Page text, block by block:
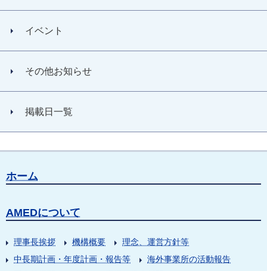
イベント
その他お知らせ
掲載日一覧
ホーム
AMEDについて
理事長挨拶 機構概要
理念、運営方針等
中長期計画・年度計画・報告等
海外事業所の活動報告